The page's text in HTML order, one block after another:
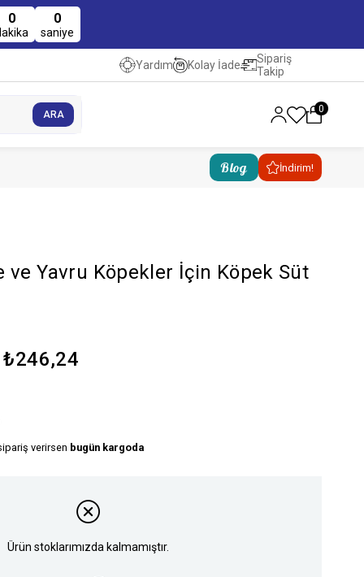
0 0
saniye
Yardım Kolay İade
Sipariş
Takip
0
Blog İndirim!
ve Yavru Köpekler İçin Köpek Süt
₺246,24
verirsen bugün kargoda
Ürün stoklarımızda kalmamıştır.